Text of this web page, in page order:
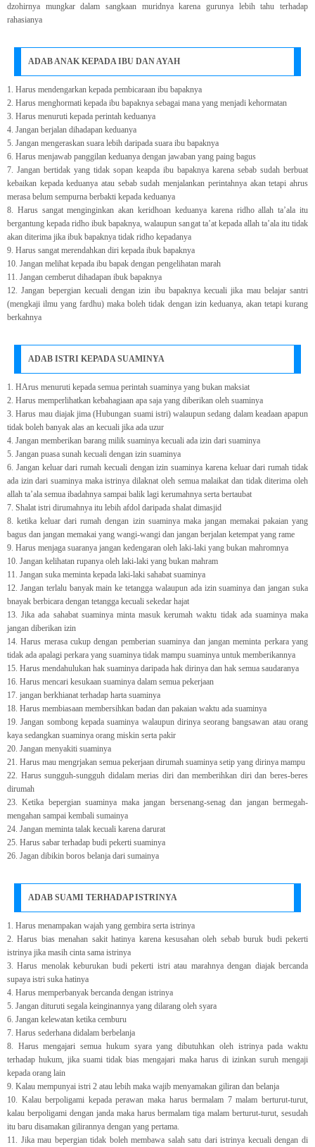
dzohirnya mungkar dalam sangkaan muridnya karena gurunya lebih tahu terhadap
rahasianya
ADAB ANAK KEPADA IBU DAN AYAH
1. Harus mendengarkan kepada pembicaraan ibu bapaknya
2. Harus menghormati kepada ibu bapaknya sebagai mana yang menjadi kehormatan
3. Harus menuruti kepada perintah keduanya
4. Jangan berjalan dihadapan keduanya
5. Jangan mengeraskan suara lebih daripada suara ibu bapaknya
6. Harus menjawab panggilan keduanya dengan jawaban yang paing bagus
7. Jangan bertidak yang tidak sopan keapda ibu bapaknya karena sebab sudah berbuat
kebaikan kepada keduanya atau sebab sudah menjalankan perintahnya akan tetapi ahrus
merasa belum sempurna berbakti kepada keduanya
8. Harus sangat menginginkan akan keridhoan keduanya karena ridho allah ta’ala itu
bergantung kepada ridho ibuk bapaknya, walaupun sangat ta’at kepada allah ta’ala itu tidak
akan diterima jika ibuk bapaknya tidak ridho kepadanya
9. Harus sangat merendahkan diri kepada ibuk bapaknya
10. Jangan melihat kepada ibu bapak dengan pengelihatan marah
11. Jangan cemberut dihadapan ibuk bapaknya
12. Jangan bepergian kecuali dengan izin ibu bapaknya kecuali jika mau belajar santri
(mengkaji ilmu yang fardhu) maka boleh tidak dengan izin keduanya, akan tetapi kurang
berkahnya
ADAB ISTRI KEPADA SUAMINYA
1. HArus menuruti kepada semua perintah suaminya yang bukan maksiat
2. Harus memperlihatkan kebahagiaan apa saja yang diberikan oleh suaminya
3. Harus mau diajak jima (Hubungan suami istri) walaupun sedang dalam keadaan apapun
tidak boleh banyak alas an kecuali jika ada uzur
4. Jangan memberikan barang milik suaminya kecuali ada izin dari suaminya
5. Jangan puasa sunah kecuali dengan izin suaminya
6. Jangan keluar dari rumah kecuali dengan izin suaminya karena keluar dari rumah tidak
ada izin dari suaminya maka istrinya dilaknat oleh semua malaikat dan tidak diterima oleh
allah ta’ala semua ibadahnya sampai balik lagi kerumahnya serta bertaubat
7. Shalat istri dirumahnya itu lebih afdol daripada shalat dimasjid
8. ketika keluar dari rumah dengan izin suaminya maka jangan memakai pakaian yang
bagus dan jangan memakai yang wangi-wangi dan jangan berjalan ketempat yang rame
9. Harus menjaga suaranya jangan kedengaran oleh laki-laki yang bukan mahromnya
10. Jangan kelihatan rupanya oleh laki-laki yang bukan mahram
11. Jangan suka meminta kepada laki-laki sahabat suaminya
12. Jangan terlalu banyak main ke tetangga walaupun ada izin suaminya dan jangan suka
bnayak berbicara dengan tetangga kecuali sekedar hajat
13. Jika ada sahabat suaminya minta masuk kerumah waktu tidak ada suaminya maka
jangan diberikan izin
14. Harus merasa cukup dengan pemberian suaminya dan jangan meminta perkara yang
tidak ada apalagi perkara yang suaminya tidak mampu suaminya untuk memberikannya
15. Harus mendahulukan hak suaminya daripada hak dirinya dan hak semua saudaranya
16. Harus mencari kesukaan suaminya dalam semua pekerjaan
17. jangan berkhianat terhadap harta suaminya
18. Harus membiasaan membersihkan badan dan pakaian waktu ada suaminya
19. Jangan sombong kepada suaminya walaupun dirinya seorang bangsawan atau orang
kaya sedangkan suaminya orang miskin serta pakir
20. Jangan menyakiti suaminya
21. Harus mau mengrjakan semua pekerjaan dirumah suaminya setip yang dirinya mampu
22. Harus sungguh-sungguh didalam merias diri dan memberihkan diri dan beres-beres
dirumah
23. Ketika bepergian suaminya maka jangan bersenang-senag dan jangan bermegah-
mengahan sampai kembali sumainya
24. Jangan meminta talak kecuali karena darurat
25. Harus sabar terhadap budi pekerti suaminya
26. Jagan dibikin boros belanja dari sumainya
ADAB SUAMI TERHADAP ISTRINYA
1. Harus menampakan wajah yang gembira serta istrinya
2. Harus bias menahan sakit hatinya karena kesusahan oleh sebab buruk budi pekerti
istrinya jika masih cinta sama istrinya
3. Harus menolak keburukan budi pekerti istri atau marahnya dengan diajak bercanda
supaya istri suka hatinya
4. Harus memperbanyak bercanda dengan istrinya
5. Jangan dituruti segala keinginannya yang dilarang oleh syara
6. Jangan kelewatan ketika cemburu
7. Harus sederhana didalam berbelanja
8. Harus mengajari semua hukum syara yang dibutuhkan oleh istrinya pada waktu
terhadap hukum, jika suami tidak bias mengajari maka harus di izinkan suruh mengaji
kepada orang lain
9. Kalau mempunyai istri 2 atau lebih maka wajib menyamakan giliran dan belanja
10. Kalau berpoligami kepada perawan maka harus bermalam 7 malam berturut-turut,
kalau berpoligami dengan janda maka harus bermalam tiga malam berturut-turut, sesudah
itu baru disamakan gilirannya dengan yang pertama.
11. Jika mau bepergian tidak boleh membawa salah satu dari istrinya kecuali dengan di